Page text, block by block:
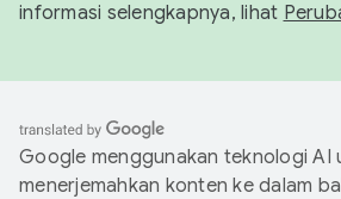
informasi selengkapnya, lihat
Google menggunakan teknologi AI
menerjemahkan konten ke dalam